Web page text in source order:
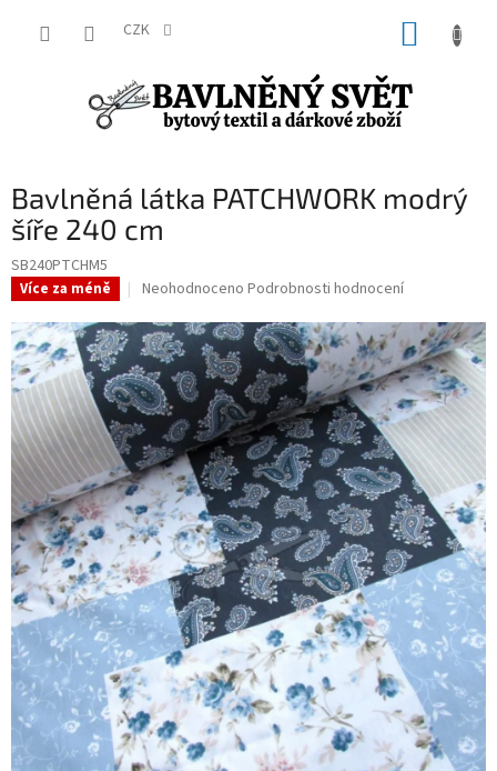
CZK
Bavlněná látka PATCHWORK modrý
šíře 240 cm
SB240PTCHM5
Více za méně
Průměrné
produktu
je
0,0
z
5
hvězdiček.
Neohodnoceno Podrobnosti hodnocení